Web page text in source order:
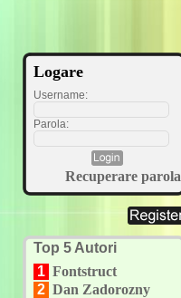
Logare
Username:
Parola:
Recuperare parola
Top 5 Autori
1 Fontstruct
2 Dan Zadorozny